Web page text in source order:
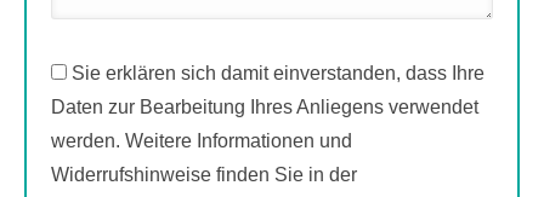
Sie erklären sich damit einverstanden, dass Ihre
Daten zur Bearbeitung Ihres Anliegens verwendet
werden. Weitere Informationen und
Widerrufshinweise finden Sie in der